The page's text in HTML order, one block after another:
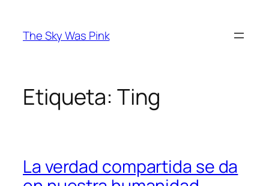
contenido
The Sky Was Pink
Etiqueta: Ting
La verdad compartida se da